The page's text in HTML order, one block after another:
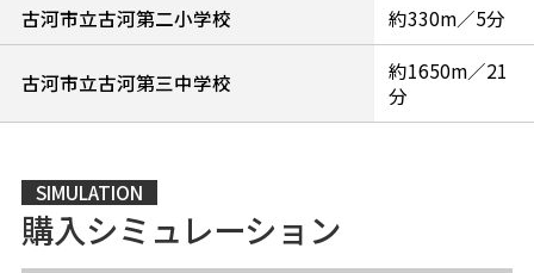
古河市立古河第二小学校 約330m／5分
古河市立古河第三中学校
約1650m／21
分
SIMULATION
購入シミュレーション